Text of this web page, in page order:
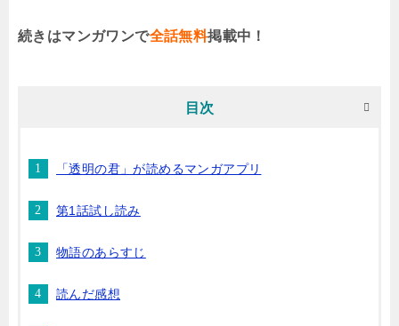
続きはマンガワンで全話無料掲載中！
目次
「透明の君」が読めるマンガアプリ
第1話試し読み
物語のあらすじ
読んだ感想